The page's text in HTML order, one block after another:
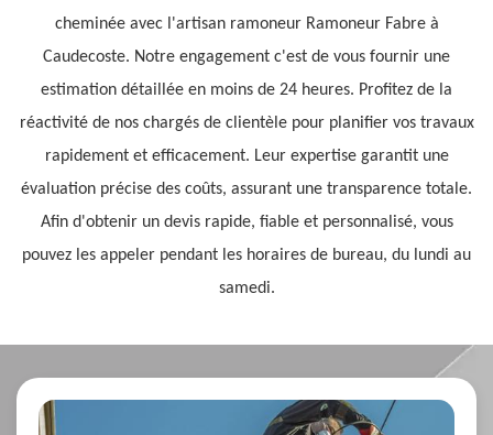
cheminée avec l'artisan ramoneur Ramoneur Fabre à
Caudecoste. Notre engagement c'est de vous fournir une
estimation détaillée en moins de 24 heures. Profitez de la
réactivité de nos chargés de clientèle pour planifier vos travaux
rapidement et efficacement. Leur expertise garantit une
évaluation précise des coûts, assurant une transparence totale.
Afin d'obtenir un devis rapide, fiable et personnalisé, vous
pouvez les appeler pendant les horaires de bureau, du lundi au
samedi.